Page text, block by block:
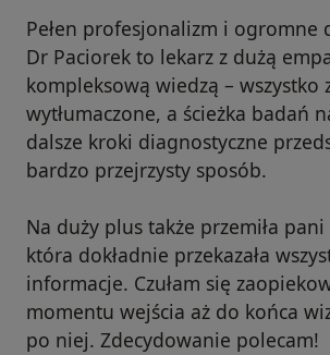
Pełen profesjonalizm i ogromne
Dr Paciorek to lekarz z dużą
kompleksową wiedzą – wszystko
wytłumaczone, a ścieżka badań
dalsze kroki diagnostyczne
bardzo przejrzysty sposób.
Na duży plus także przemiła
która dokładnie przekazała
informacje. Czułam się
momentu wejścia aż do końca
po niej. Zdecydowanie polecam!